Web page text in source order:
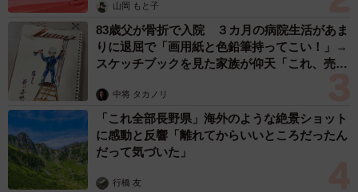
山岡 もと子
83歳父が骨折で入院 ３カ月の病院生活があま
りに退屈で「画用紙と色鉛筆持ってこい！」→
スケッチブックを見た家族が仰天「これ、売れ
中将 タカノリ
「これ全部長野県」海外のような絶景ショット
に感動と反響「離れてからいいところだったん
だって気づいた」
行橋 友